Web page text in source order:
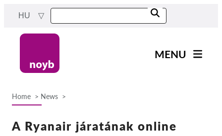
content
HU
MENU
Projektek
Home News
A Ryanair járatának online